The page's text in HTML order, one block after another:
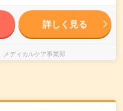
詳しく見る
ディカルケア事業部